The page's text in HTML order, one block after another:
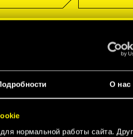
О нас
нормальной работы сайта.